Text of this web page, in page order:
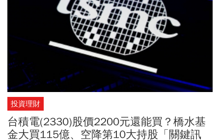
投資理財
台積電(2330)股價2200元還能買？橋水基
金大買115億、空降第10大持股「關鍵訊